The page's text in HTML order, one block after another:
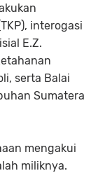
interogasi
E.Z.
serta Balai
Sumatera
mengakui
miliknya.